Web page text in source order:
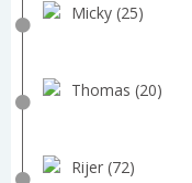
Micky (25)
Thomas (20)
Rijer (72)